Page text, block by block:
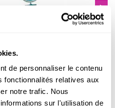
de personnaliser le contenu
fonctionnalités relatives aux
notre trafic. Nous
sur l'utilisation de
enthusiasts
the ages of 11 and 21 can
training program "Scien...